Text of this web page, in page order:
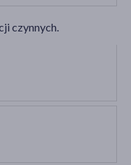
czynnych.